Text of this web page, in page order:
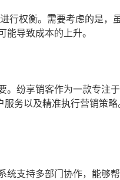
行权衡。需要考虑的是，
导致成本的上升。
纷享销客作为一款专注
务以及精准执行营销策略
支持多部门协作，能够